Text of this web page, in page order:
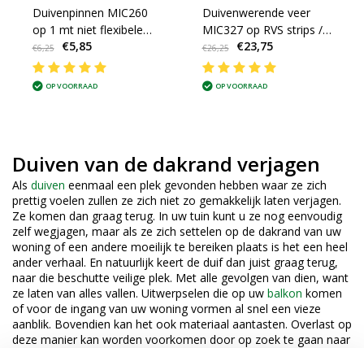
Duivenpinnen MIC260
op 1 mt niet flexibele
RVS-strip 100 cm, 60
RVS pinnen - 1 mt/st
€6,25 €5,85
OP VOORRAAD
Duivenwerende veer
MIC327 op RVS strips /
blister van 4 veren -
goed voor 5 meter
€26,25 €23,75
OP VOORRAAD
Duiven van de dakrand verjagen
Als duiven eenmaal een plek gevonden hebben waar ze zich
prettig voelen zullen ze zich niet zo gemakkelijk laten verjagen.
Ze komen dan graag terug. In uw tuin kunt u ze nog eenvoudig
zelf wegjagen, maar als ze zich settelen op de dakrand van uw
woning of een andere moeilijk te bereiken plaats is het een heel
ander verhaal. En natuurlijk keert de duif dan juist graag terug,
naar die beschutte veilige plek. Met alle gevolgen van dien, want
ze laten van alles vallen. Uitwerpselen die op uw balkon komen
of voor de ingang van uw woning vormen al snel een vieze
aanblik. Bovendien kan het ook materiaal aantasten. Overlast op
deze manier kan worden voorkomen door op zoek te gaan naar